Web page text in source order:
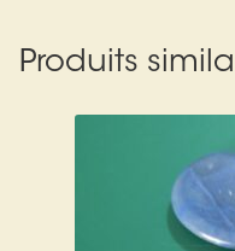
Produits